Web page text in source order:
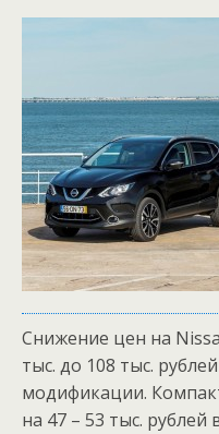
Снижение цен на
тыс. до 108 тыс.
модификации.
на 47 – 53 тыс. рублей